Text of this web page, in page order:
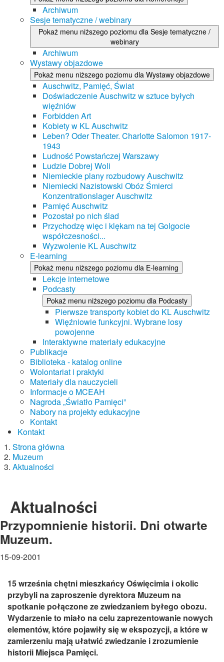
Archiwum
Sesje tematyczne / webinary
Pokaż menu niższego poziomu dla Sesje tematyczne /
webinary
Archiwum
Wystawy objazdowe
Pokaż menu niższego poziomu dla Wystawy objazdowe
Auschwitz, Pamięć, Świat
Doświadczenie Auschwitz w sztuce byłych
więźniów
Forbidden Art
Kobiety w KL Auschwitz
Leben? Oder Theater. Charlotte Salomon 1917-
1943
Ludność Powstańczej Warszawy
Ludzie Dobrej Woli
Niemieckie plany rozbudowy Auschwitz
Niemiecki Nazistowski Obóz Śmierci
Konzentrationslager Auschwitz
Pamięć Auschwitz
Pozostał po nich ślad
Przychodzę więc i klękam na tej Golgocie
współczesności...
Wyzwolenie KL Auschwitz
E-learning
Pokaż menu niższego poziomu dla E-learning
Lekcje internetowe
Podcasty
Pokaż menu niższego poziomu dla Podcasty
Pierwsze transporty kobiet do KL Auschwitz
Więźniowie funkcyjni. Wybrane losy
powojenne
Interaktywne materiały edukacyjne
Publikacje
Biblioteka - katalog online
Wolontariat i praktyki
Materiały dla nauczycieli
Informacje o MCEAH
Nagroda „Światło Pamięci”
Nabory na projekty edukacyjne
Kontakt
Kontakt
Strona główna
Muzeum
Aktualności
Aktualności
Przypomnienie historii. Dni otwarte
Muzeum.
15-09-2001
15 września chętni mieszkańcy Oświęcimia i okolic
przybyli na zaproszenie dyrektora Muzeum na
spotkanie połączone ze zwiedzaniem byłego obozu.
Wydarzenie to miało na celu zaprezentowanie nowych
elementów, które pojawiły się w ekspozycji, a które w
zamierzeniu mają ułatwić zwiedzanie i zrozumienie
historii Miejsca Pamięci.